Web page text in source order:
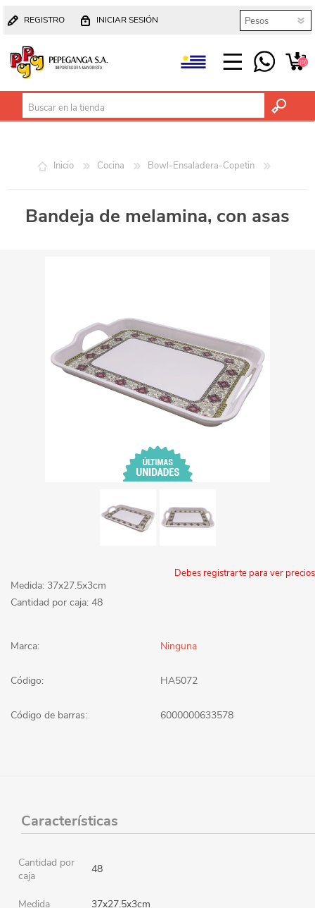
REGISTRO INICIAR SESIÓN
(0)
Inicio Cocina Bowl-Ensaladera-Copetin
Bandeja de melamina, con asas
Debes registrarte para ver precios
Medida: 37x27.5x3cm
Cantidad por caja: 48
Marca: Ninguna
Código: HA5072
Código de barras: 6000000633578
Características
Cantidad por
caja
48
Medida 37x27.5x3cm